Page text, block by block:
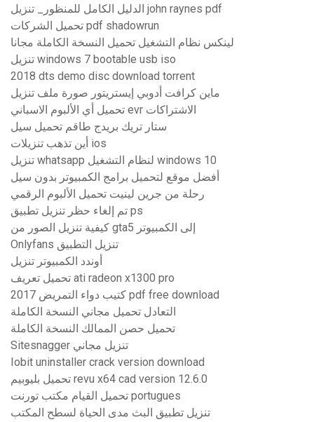
الدليل الكامل للمنظور_ تنزيل john raynes pdf
تحميل الشركات pdf shadowrun
لينكس نظام التشغيل تحميل النسخة الكاملة مجانا
تنزيل windows 7 bootable usb iso
2018 dts demo disc download torrent
ماين كرافت أدوبي إيستريتور صورة ملف تنزيل
تحميل أي الألبوم الاسباني evr الاشتراكات
ستار تريك بريدج طاقم تحميل سيل
أين تذهب تنزيلات ios
تنزيل whatsapp لنظام التشغيل windows 10
أفضل موقع لتحميل برامج الكمبيوتر بدون سيل
رحلة من جرين لينيت تحميل الألبوم الرقمي
تم إلغاء حظر تنزيل تطبيق ps
كيفية تنزيل الصور من gta5 إلى الكمبيوتر
Onlyfans تنزيل التطبيق
أوندد الكمبيوتر تنزيل
تحميل تعريف ati radeon x1300 pro
كتيب دواء التمريض 2017 pdf free download
التعادل تحميل مجاني النسخة الكاملة
تحميل حصن الممالك النسخة الكاملة
Sitesnagger تنزيل مجاني
Iobit uninstaller crack version download
تحميل بليوبيم revu x64 cad version 12.6.0
تحميل القيام مكتب تورنت portugues
تنزيل تطبيق البث مدى الحياة لسطح المكتب